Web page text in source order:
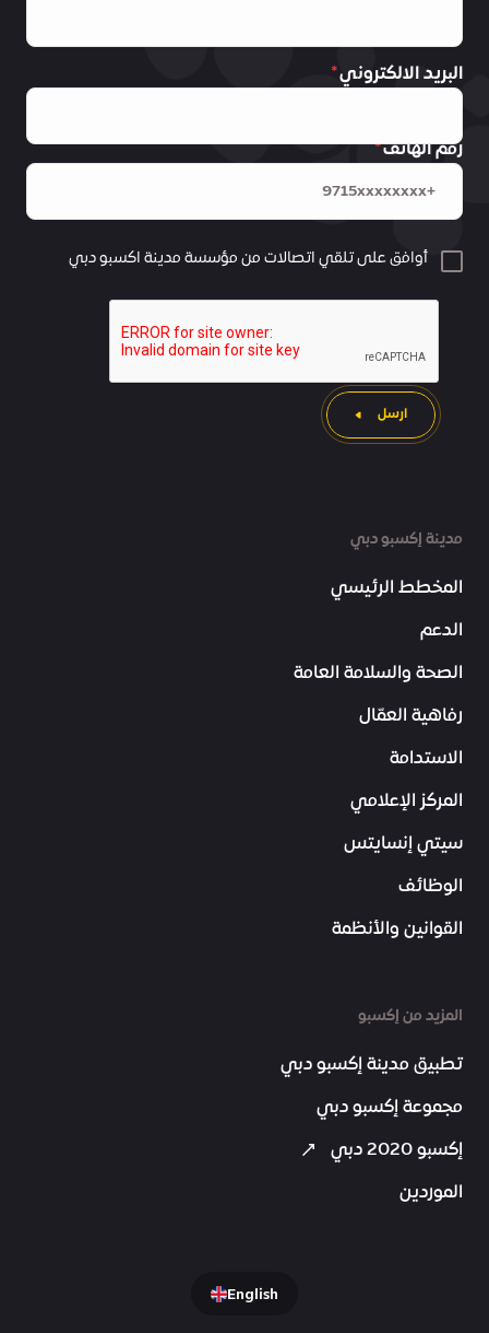
مدينة إكسبو دبي
المخطط الرئيسي
الدعم
الصحة والسلامة العامة
رفاهية العمّال
الاستدامة
المركز الإعلامي
سيتي إنسايتس
الوظائف
القوانين والأنظمة
المزيد من إكسبو
تطبيق مدينة إكسبو دبي
مجموعة إكسبو دبي
إكسبو 2020 دبي
الموردين
البريد الالكتروني
رقم الهاتف
أوافق على تلقي اتصالات من مؤسسة مدينة اكسبو دبي
ارسل
English